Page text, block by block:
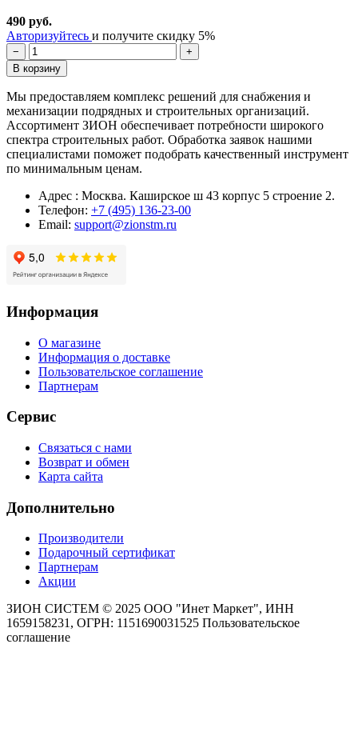
490 руб.
Авторизуйтесь и получите скидку 5%
−
+
В корзину
Мы предоставляем комплекс решений для снабжения и
механизации подрядных и строительных организаций.
Ассортимент ЗИОН обеспечивает потребности широкого
спектра строительных работ. Обработка заявок нашими
специалистами поможет подобрать качественный инструмент
по минимальным ценам.
Адрес : Москва. Каширское ш 43 корпус 5 строение 2.
Телефон: +7 (495) 136-23-00
Email: support@zionstm.ru
Информация
О магазине
Информация о доставке
Пользовательское соглашение
Партнерам
Сервис
Связаться с нами
Возврат и обмен
Карта сайта
Дополнительно
Производители
Подарочный сертификат
Партнерам
Акции
ЗИОН СИСТЕМ © 2025 ООО "Инет Маркет", ИНН
1659158231, ОГРН: 1151690031525 Пользовательское
соглашение